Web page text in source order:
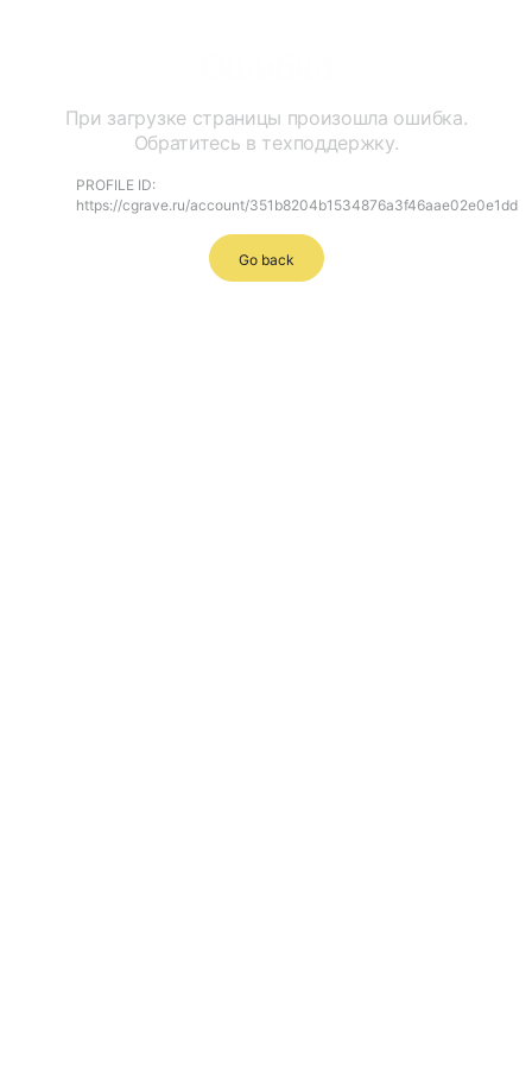
При загрузке страницы произошла ошибка.
Обратитесь в техподдержку.
PROFILE ID:
https://cgrave.ru/account/351b8204b1534876a3f46aae02e0e1dd
Go back